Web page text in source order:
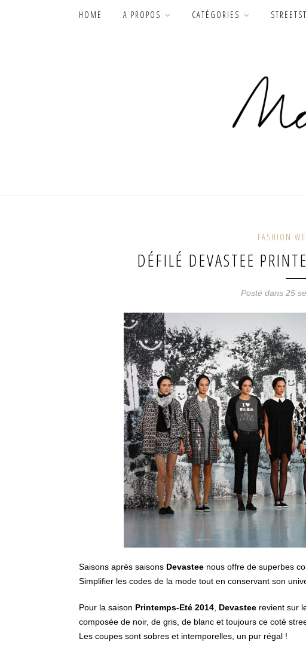
HOME A PROPOS CATÉGORIES
FASHION
DÉFILÉ DEVASTEE
Posté dans 25
Saisons après saisons Devastee nous offre de superbes
Simplifier les codes de la mode tout en conservant son
Pour la saison Printemps-Eté 2014 Devastee revient sur
composée de noir, de gris, de blanc et toujours ce coté
Les coupes sont sobres et intemporelles, un pur régal !